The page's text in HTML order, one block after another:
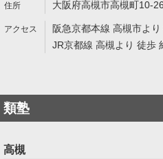
大阪府高槻市高槻町10-
阪急京都本線 高槻市よ
JR京都線 高槻より 徒歩
類塾
高槻